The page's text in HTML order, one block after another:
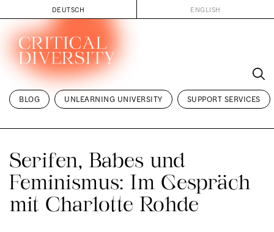
Skip
to
content
BLOG UNLEARNING UNIVERSITY SUPPORT SERVICES
DEUTSCH ENGLISH
Serifen, Babes und
Feminismus: Im Gespräch
mit Charlotte Rohde